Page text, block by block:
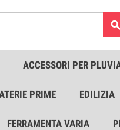
search
ACCESSORI PER
PRIME EDILIZIA
FERRAMENTA VARIA